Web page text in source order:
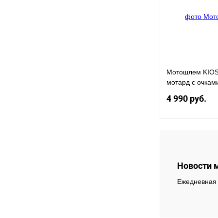
В избранное
Мотошлем
мотард с
4 990 руб.
Купить в 1 клик
Новости
Ежедневная